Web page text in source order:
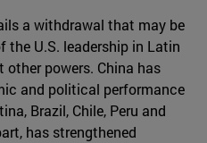
a withdrawal that may be
U.S. leadership in Latin
powers. China has
and political performance
Brazil, Chile, Peru and
has strengthened